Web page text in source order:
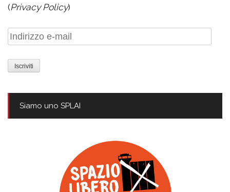
(Privacy Policy)
Indirizzo
e-
mail
Siamo uno SPLAI